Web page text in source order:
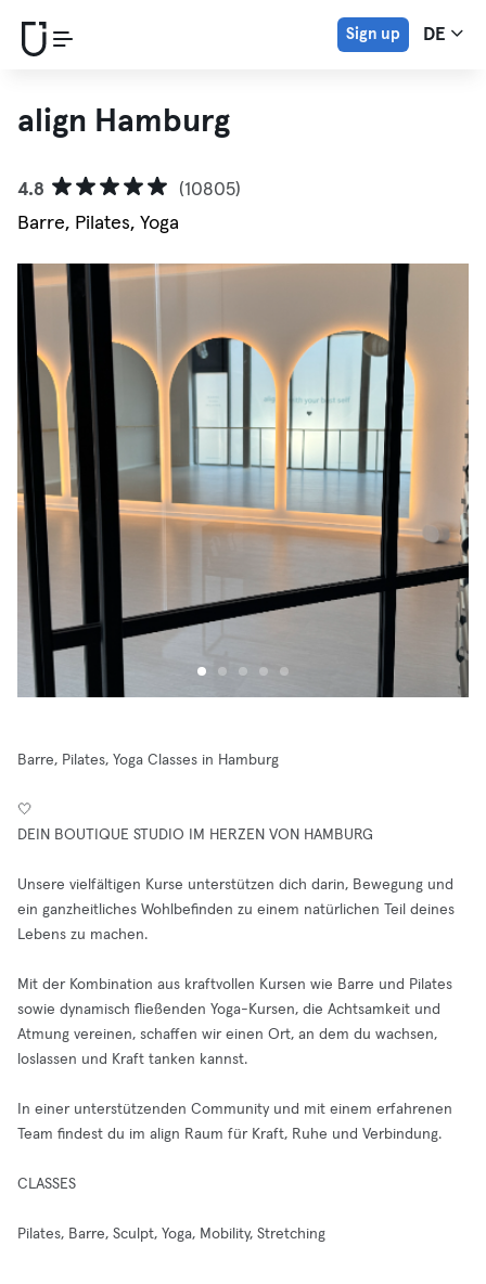
Sign up DE
align Hamburg
4.8
(10805)
Barre, Pilates, Yoga
Barre, Pilates, Yoga Classes in Hamburg
🤍
DEIN BOUTIQUE STUDIO IM HERZEN VON HAMBURG
Unsere vielfältigen Kurse unterstützen dich darin, Bewegung und
ein ganzheitliches Wohlbefinden zu einem natürlichen Teil deines
Lebens zu machen.
Mit der Kombination aus kraftvollen Kursen wie Barre und Pilates
sowie dynamisch fließenden Yoga-Kursen, die Achtsamkeit und
Atmung vereinen, schaffen wir einen Ort, an dem du wachsen,
loslassen und Kraft tanken kannst.
In einer unterstützenden Community und mit einem erfahrenen
Team findest du im align Raum für Kraft, Ruhe und Verbindung.
CLASSES
Pilates, Barre, Sculpt, Yoga, Mobility, Stretching